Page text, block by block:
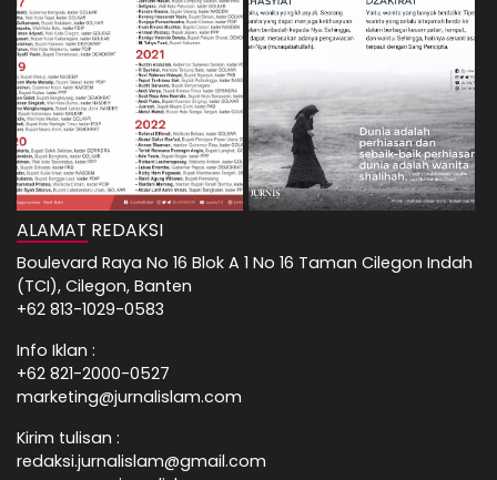
ALAMAT REDAKSI
Boulevard Raya No 16 Blok A 1 No 16 Taman Cilegon Indah
(TCI), Cilegon, Banten
+62 813-1029-0583
Info Iklan :
+62 821-2000-0527
marketing@jurnalislam.com
Kirim tulisan :
redaksi.jurnalislam@gmail.com